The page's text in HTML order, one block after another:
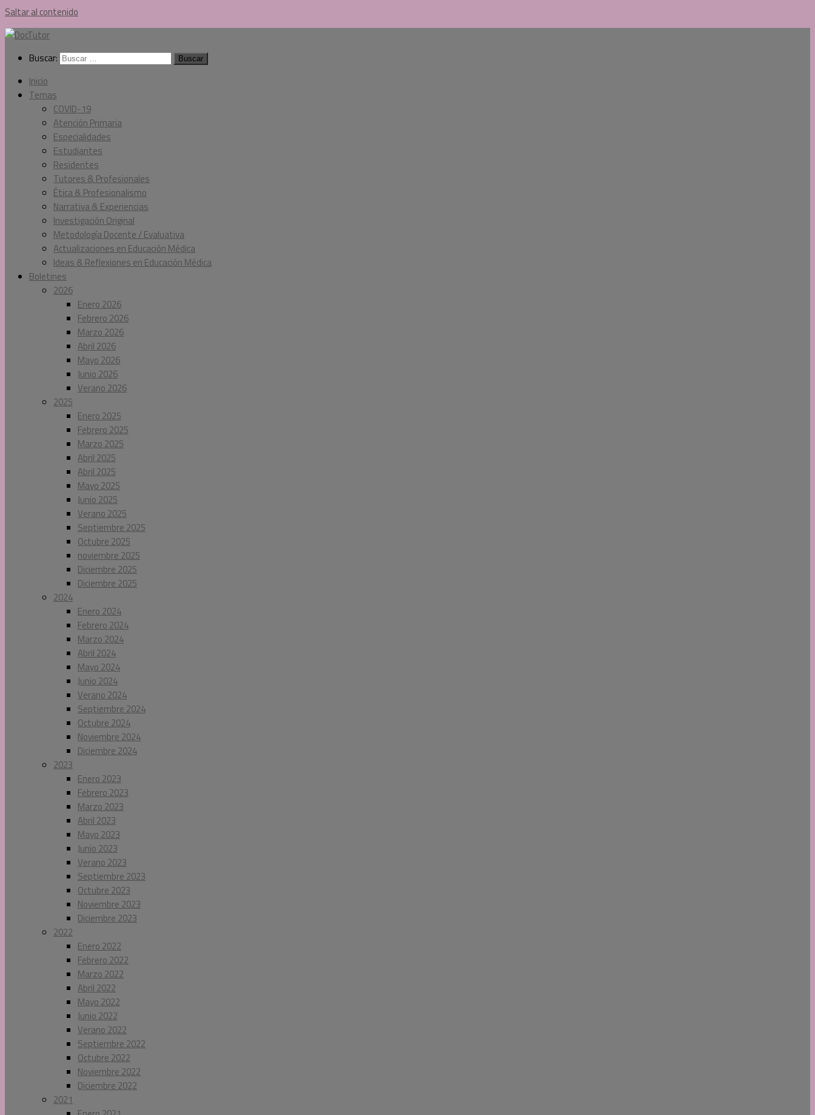
Saltar al contenido
Buscar:
Inicio
Temas
COVID-19
Atención Primaria
Especialidades
Estudiantes
Residentes
Tutores & Profesionales
Ética & Profesionalismo
Narrativa & Experiencias
Investigación Original
Metodología Docente / Evaluativa
Actualizaciones en Educación Médica
Ideas & Reflexiones en Educación Médica
Boletines
2026
Enero 2026
Febrero 2026
Marzo 2026
Abril 2026
Mayo 2026
Junio 2026
Verano 2026
2025
Enero 2025
Febrero 2025
Marzo 2025
Abril 2025
Abril 2025
Mayo 2025
Junio 2025
Verano 2025
Septiembre 2025
Octubre 2025
noviembre 2025
Diciembre 2025
Diciembre 2025
2024
Enero 2024
Febrero 2024
Marzo 2024
Abril 2024
Mayo 2024
Junio 2024
Verano 2024
Septiembre 2024
Octubre 2024
Noviembre 2024
Diciembre 2024
2023
Enero 2023
Febrero 2023
Marzo 2023
Abril 2023
Mayo 2023
Junio 2023
Verano 2023
Septiembre 2023
Octubre 2023
Noviembre 2023
Diciembre 2023
2022
Enero 2022
Febrero 2022
Marzo 2022
Abril 2022
Mayo 2022
Junio 2022
Verano 2022
Septiembre 2022
Octubre 2022
Noviembre 2022
Diciembre 2022
2021